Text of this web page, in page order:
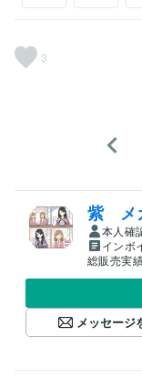
3
紫 メ
本人確
インボ
総販売実
メッセージ